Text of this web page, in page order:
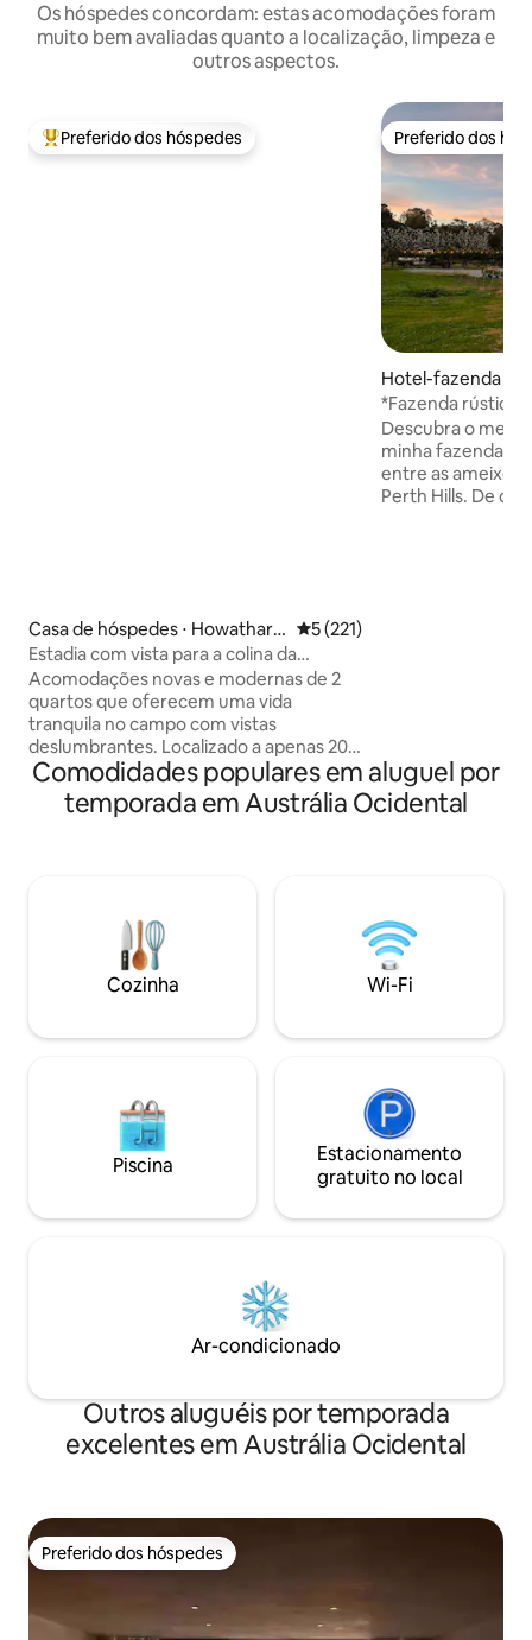
Os hóspedes concordam: estas acomodações foram
muito bem avaliadas quanto a localização, limpeza e
outros aspectos.
Entre os melhores preferidos dos hóspedes
Preferido dos hóspedes
Casa de hóspedes ⋅ Howatharr
a
5 de uma avaliação média de
5 (221)
Estadia com vista para a colina da
coroação
Acomodações novas e modernas de 2
quartos que oferecem uma vida
tranquila no campo com vistas
deslumbrantes. Localizado a apenas 20
minutos ao norte de Geraldton, perto de
Coronation Beach - um dos melhores
lugares do mundo para kitesurf e
estimação são bem-vindos se
trouxerem sua própria cama e forem
estritamente mantidos fora do espaço
do galpão coberto. Refúgio relaxante
Preferido dos
Preferido dos
Hotel-fazenda ⋅
*Fazenda rústica
eucaliptos e
Descubra o
minha fazenda
entre as
Perth Hills. De
Comodidades populares em aluguel por
temporada em Austrália Ocidental
Cozinha Wi-Fi
Piscina
Estacionamento
gratuito no local
Ar-condicionado
Outros aluguéis por temporada
excelentes em Austrália Ocidental
Preferido dos hóspedes
Preferido dos hóspedes